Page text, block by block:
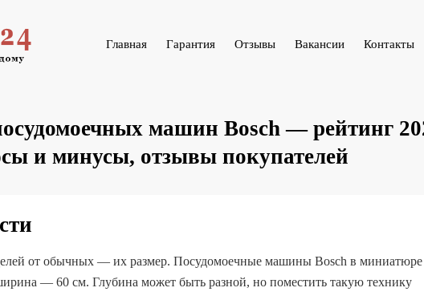
Главная Гарантия Отзывы Вакансии Контакты
машин Bosch — рейтинг
и минусы, отзывы покупателей
от обычных — их размер. Посудомоечные машины Bosch в миниатюре
— 60 см. Глубина может быть разной, но поместить такую ​​технику